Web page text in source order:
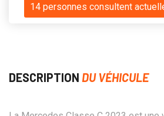
14 personnes consultent
DESCRIPTION DU VÉHICULE